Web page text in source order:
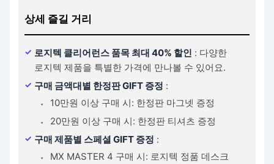
상세 즐길 거리
로지텍 클리어런스 품목 최대 40% 할인 : 다양한
로지텍 제품을 특별한 가격에 만나볼 수 있어요.
구매 금액대별 한정판 GIFT 증정 :
10만원 이상 구매 시: 한정판 마그넷 증정
20만원 이상 구매 시: 한정판 티셔츠 증정
구매 제품별 스페셜 GIFT 증정 :
MX MASTER 4 구매 시: 로지텍 정품 데스크